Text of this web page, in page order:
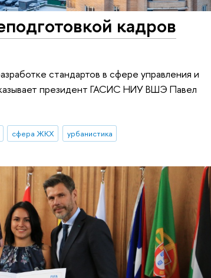
кадров
стандартов в сфере управления и
президент ГАСИС НИУ ВШЭ Павел
сфера ЖКХ урбанистика